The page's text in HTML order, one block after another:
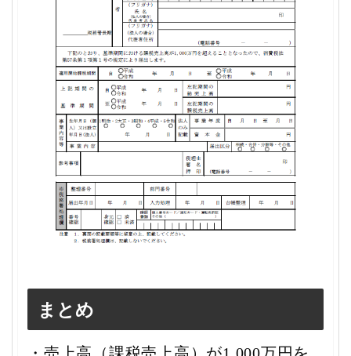
まとめ